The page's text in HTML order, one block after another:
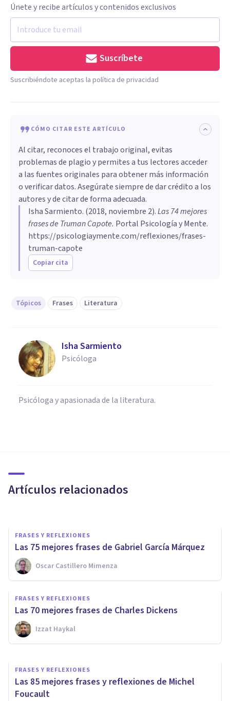
Únete y recibe artículos y contenidos exclusivos
Suscríbete
Suscribiéndote aceptas la política de privacidad
CÓMO CITAR ESTE ARTÍCULO
Al citar, reconoces el trabajo original, evitas
problemas de plagio y permites a tus lectores acceder
a las fuentes originales para obtener más información
o verificar datos. Asegúrate siempre de dar crédito a los
autores y de citar de forma adecuada.
Isha Sarmiento. (2018, noviembre 2).Las 74 mejores
frases de Truman Capote. Portal Psicología y Mente.
https://psicologiaymente.com/reflexiones/frases-
truman-capote
Copiar cita
Tópicos Frases Literatura
Isha Sarmiento
Psicóloga
Psicóloga y apasionada de la literatura.
Artículos relacionados
Hermann Hesse
FRASES Y REFLEXIONES
Las 75 mejores frases de Gabriel García Márquez
Oscar Castillero Mimenza
FRASES Y REFLEXIONES
Las ​70 mejores frases de Charles Dickens
Izzat Haykal
FRASES Y REFLEXIONES
75 frases y reflexiones de
Gabriela Mistral
César Juárez
FRASES Y REFLEXIONES
Las 85 mejores frases y reflexiones de Michel
Foucault